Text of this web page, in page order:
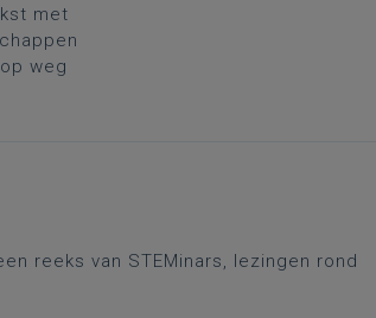
met
weg
reeks van STEMinars, lezingen rond